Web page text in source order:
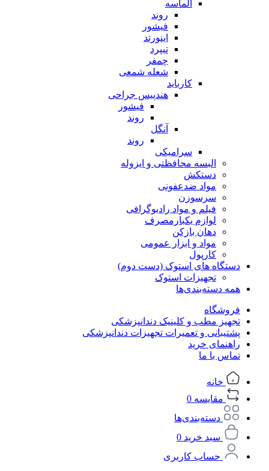
الماسه
روند
فیشور
اینورتد
تیپرد
چمفر
شعله شمعی
کارباید
هندپیس جراحی
فیشور
روند
آنگل
روند
سرامیکی
البسه محافظتی و ایزوله
دستکش
مواد ضدعفونی
سرسوزن
فیلم و مواد رادیوگرافی
لوازم یکبارمصرف
دهان بازکن
مواد و ابزار عمومی
کارپول
دستگاه های استوک (دست دوم)
تجهیزات استوک
همه دسته‌بندی‌ها
فروشگاه
تجهیز مطب و کلینیک دندانپزشکی
پشتیبانی و تعمیرات تجهیزات دندانپزشکی
راهنمای خرید
تماس با ما
خانه
مقایسه 0
دسته‌بندی‌ها
سبد خرید 0
حساب کاربری